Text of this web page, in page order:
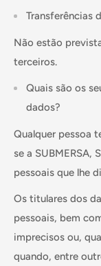
Transferências
Não estão
terceiros.
Quais são os
dados?
Qualquer pessoa
se a SUBMERSA,
pessoais que lhe
Os titulares dos
pessoais, bem
imprecisos ou,
quando, entre